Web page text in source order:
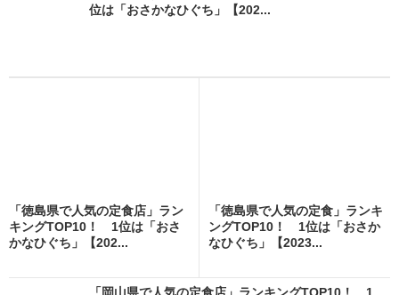
位は「おさかなひぐち」【202...
「徳島県で人気の定食店」ラン
キングTOP10！ 1位は「おさ
かなひぐち」【202...
「徳島県で人気の定食」ランキ
ングTOP10！ 1位は「おさか
なひぐち」【2023...